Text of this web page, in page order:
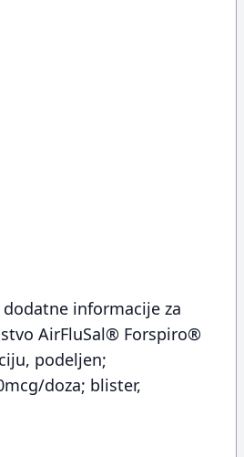
informacije za
AirFluSal® Forspiro®
podeljen;
doza; blister,